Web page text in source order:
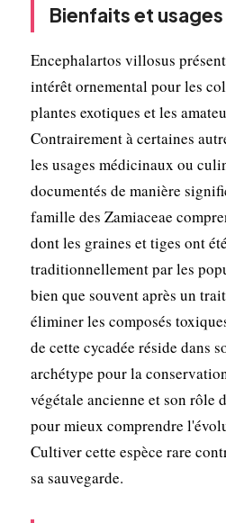
Bienfaits et usages
Encephalartos villosus
intérêt ornemental pour les
plantes exotiques et les
Contrairement à certaines
les usages médicinaux ou
documentés de manière
famille des Zamiaceae
dont les graines et tiges ont
traditionnellement par les
bien que souvent après un
éliminer les composés
de cette cycadée réside dans
archétype pour la
végétale ancienne et son rôle
pour mieux comprendre
Cultiver cette espèce rare
sa sauvegarde.